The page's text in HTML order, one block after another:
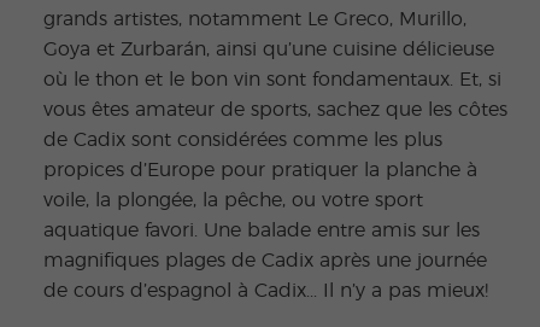
grands artistes, notamment Le Greco, Murillo,
Goya et Zurbarán, ainsi qu’une cuisine délicieuse
où le thon et le bon vin sont fondamentaux. Et, si
vous êtes amateur de sports, sachez que les côtes
de Cadix sont considérées comme les plus
propices d’Europe pour pratiquer la planche à
voile, la plongée, la pêche, ou votre sport
aquatique favori. Une balade entre amis sur les
magnifiques plages de Cadix après une journée
de cours d’espagnol à Cadix... Il n’y a pas mieux!